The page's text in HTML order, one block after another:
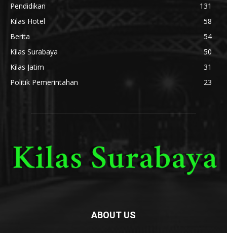
Pendidikan
131
Kilas Hotel
58
Berita
54
Kilas Surabaya
50
Kilas Jatim
31
Politik Pemerintahan
23
ABOUT US